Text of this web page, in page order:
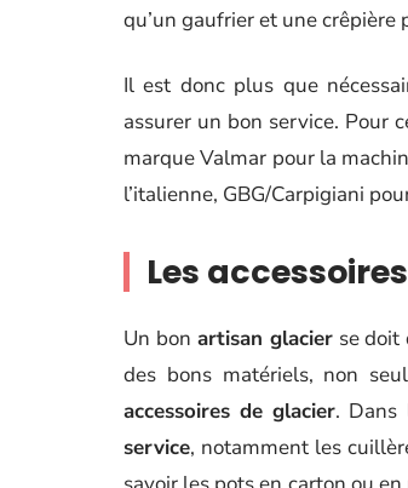
qu’un gaufrier et une
Il est donc plus que
assurer un bon service. Pour
marque Valmar pour la
l’italienne, GBG/Carpigiani
Les
Un bon artisan glacierse doit
des bons matériels, non
accessoires de glacier.
service, notamment les